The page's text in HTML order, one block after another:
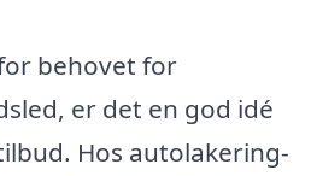
behovet for
er det en god idé
Hos autolakering-